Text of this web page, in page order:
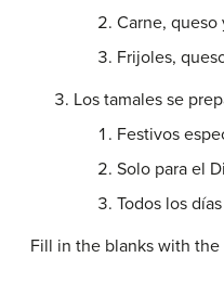
Carne, queso
Frijoles,
Los tamales se
Festivos
Solo para el
Todos los días
Fill in the blanks with